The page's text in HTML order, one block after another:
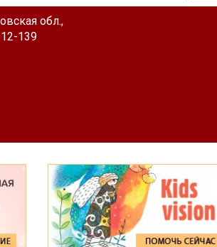
обл.,
139